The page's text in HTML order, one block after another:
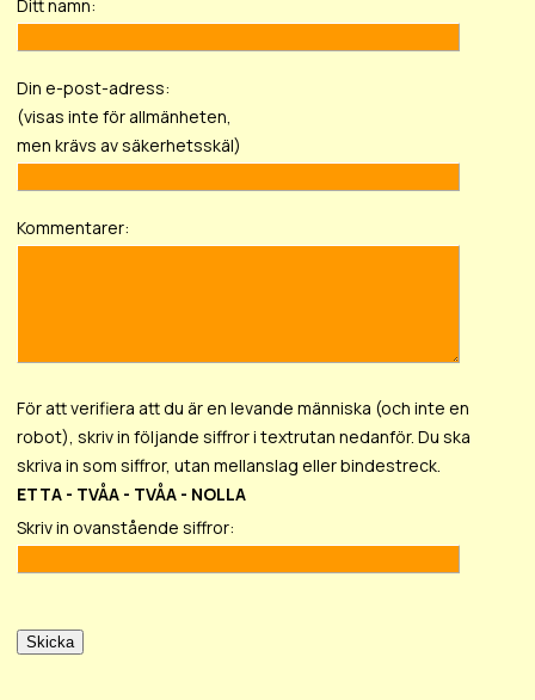
Ditt namn:
Din e-post-adress:
(visas inte för allmänheten,
men krävs av säkerhetsskäl)
Kommentarer:
För att verifiera att du är en levande människa (och inte en
robot), skriv in följande siffror i textrutan nedanför. Du ska
skriva in som siffror, utan mellanslag eller bindestreck.
ETTA - TVÅA - TVÅA - NOLLA
Skriv in ovanstående siffror: